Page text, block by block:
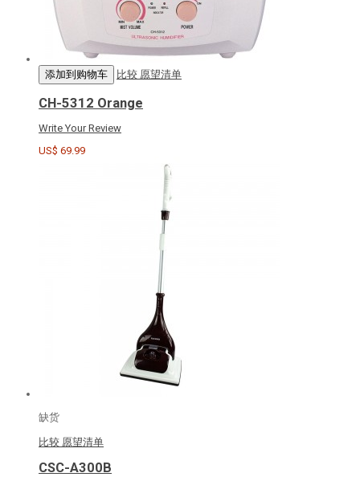
添加到购物车 比较 愿望清单
CH-5312 Orange
Write Your Review
US$ 69.99
缺货
比较 愿望清单
CSC-A300B